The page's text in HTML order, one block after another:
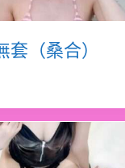
套（桑合）